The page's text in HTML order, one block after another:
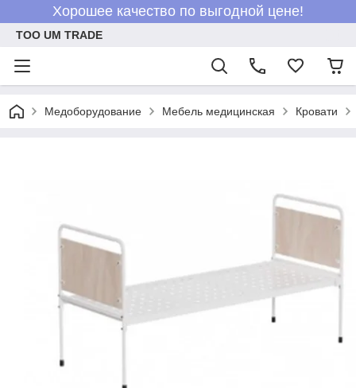
Хорошее качество по выгодной цене!
ТОО UM TRADE
Медоборудование Мебель медицинская Кровати